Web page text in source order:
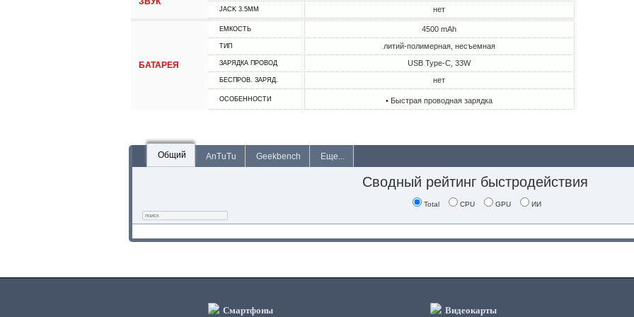
JACK 3.5MM нет
БАТАРЕЯ
ЕМКОСТЬ 4500 mAh
ТИП литий-полимерная, несъемная
ЗАРЯДКА ПРОВОД USB Type-C, 33W
БЕСПРОВ. ЗАРЯД. нет
ОСОБЕННОСТИ • Быстрая проводная зарядка
Общий AnTuTu Geekbench Еще...
Сводный рейтинг быстродействия
Total CPU GPU ИИ
Смартфоны Видеокарты